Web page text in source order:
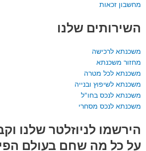
הירשמו לניוזלטר שלנו
על כל מה שחם בעולם
השירותים שלנו
משכנתא לרכישה
מחזור משכנתא
משכנתא לכל מטרה
משכנתא לשיפוץ ובנייה
משכנתא לנכס בחו"ל
משכנתא לנכס מסחרי
מחשבון זכאות